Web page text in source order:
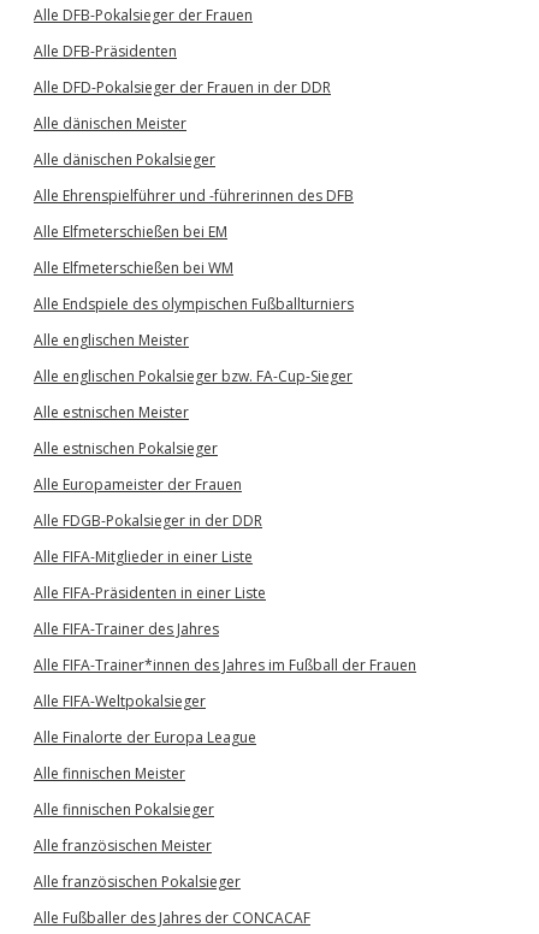
Alle DFB-Pokalsieger der Frauen
Alle DFB-Präsidenten
Alle DFD-Pokalsieger der Frauen in der DDR
Alle dänischen Meister
Alle dänischen Pokalsieger
Alle Ehrenspielführer und -führerinnen des DFB
Alle Elfmeterschießen bei EM
Alle Elfmeterschießen bei WM
Alle Endspiele des olympischen Fußballturniers
Alle englischen Meister
Alle englischen Pokalsieger bzw. FA-Cup-Sieger
Alle estnischen Meister
Alle estnischen Pokalsieger
Alle Europameister der Frauen
Alle FDGB-Pokalsieger in der DDR
Alle FIFA-Mitglieder in einer Liste
Alle FIFA-Präsidenten in einer Liste
Alle FIFA-Trainer des Jahres
Alle FIFA-Trainer*innen des Jahres im Fußball der Frauen
Alle FIFA-Weltpokalsieger
Alle Finalorte der Europa League
Alle finnischen Meister
Alle finnischen Pokalsieger
Alle französischen Meister
Alle französischen Pokalsieger
Alle Fußballer des Jahres der CONCACAF